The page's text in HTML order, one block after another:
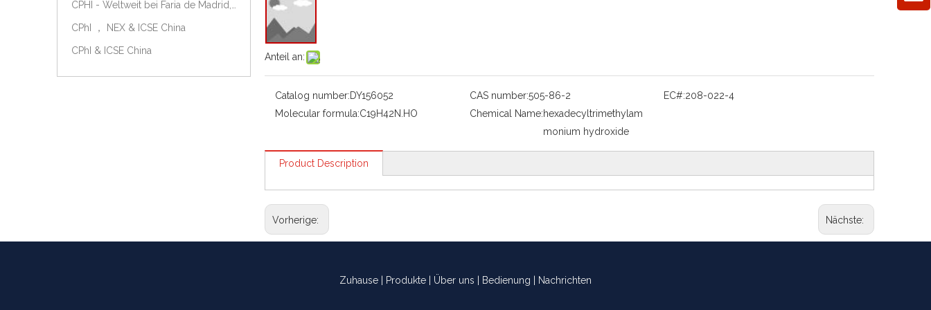
CPhI ， NEX & ICSE China
CPhI & ICSE China
Anteil an:
Catalog number:DY156052 CAS number:505-86-2 EC#:208-022-4
Molecular formula:C19H42N.HO Chemical Name:hexadecyltrimethylam
monium hydroxide
Product Description
Vorherige: Nächste:
Zuhause Produkte Über uns Bedienung Nachrichten